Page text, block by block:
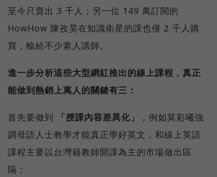
至今只賣出 3 千人；另一位 149 萬訂閱的
HowHow 陳孜昊在知識衛星的課也僅 2 千人購
買，輸給不少素人講師。
進一步分析這些大型網紅推出的線上課程，真正
能做到熱銷上萬人的關鍵有三：
首先要做到 「授課內容差異化」
，例如莫彩曦強
調母語人士教學才能真正學好英文，和線上英語
課程主要以台灣籍教師開課為主的市場做出區
隔；